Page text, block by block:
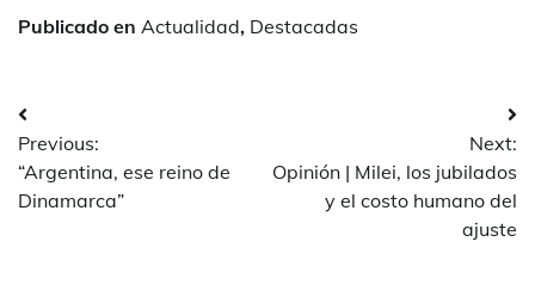
Publicado en Actualidad, Destacadas
Navegación
de
entradas
Previous:
“Argentina, ese reino de
Dinamarca”
Next:
Opinión | Milei, los jubilados
y el costo humano del
ajuste